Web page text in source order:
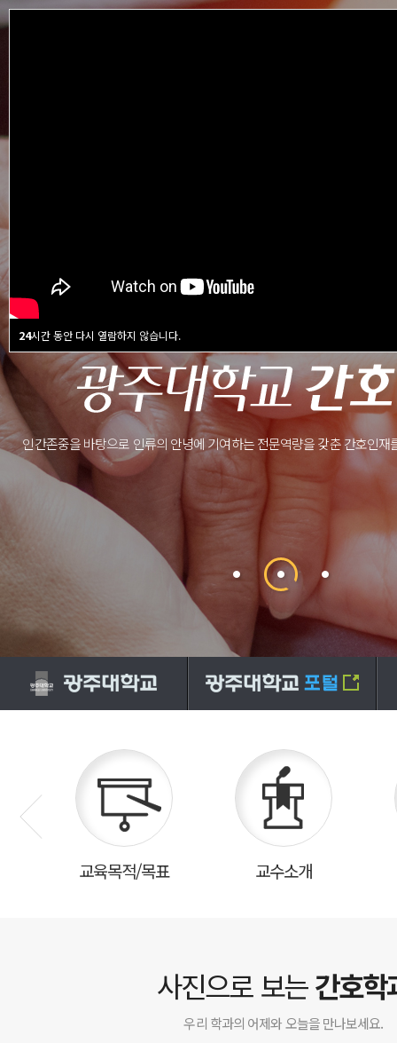
24시간 동안 다시 열람하지 않습니다.
24시간 동안 다시 열람하지 않습니다.
인간존중을 바탕으로 인류의 안녕에 기여하는전문역량을 갖춘 간호인재
교육목적/목표 교수소개
사진으로 보는간호학
우리 학과의 어제와 오늘을 만나보세요.